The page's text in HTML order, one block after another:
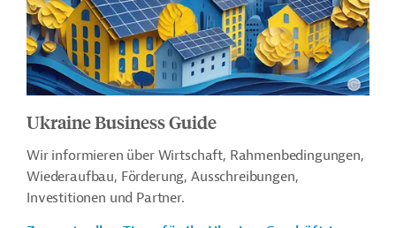
Ukraine Business Guide
Wir informieren über Wirtschaft, Rahmenbedingungen,
Wiederaufbau, Förderung, Ausschreibungen,
Investitionen und Partner.